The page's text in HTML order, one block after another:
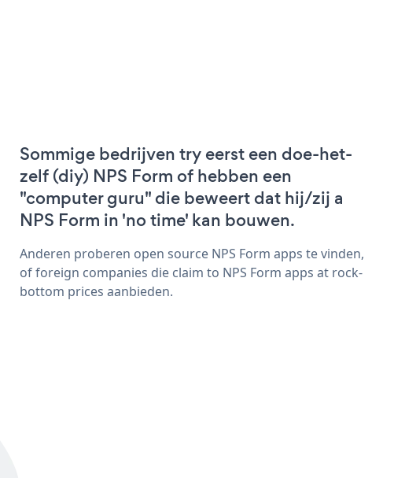
Sommige bedrijven try eerst een doe-het-
zelf (diy) NPS Form of hebben een
"computer guru" die beweert dat hij/zij a
NPS Form in 'no time' kan bouwen.
Anderen proberen open source NPS Form apps te vinden,
of foreign companies die claim to NPS Form apps at rock-
bottom prices aanbieden.